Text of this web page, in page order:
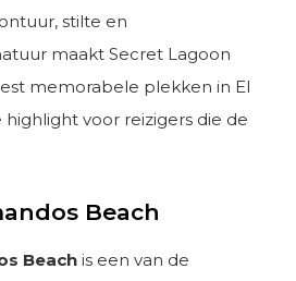
stilte en
maakt Secret Lagoon
memorabele plekken in El
voor reizigers die de
Beach
Beach is een van de